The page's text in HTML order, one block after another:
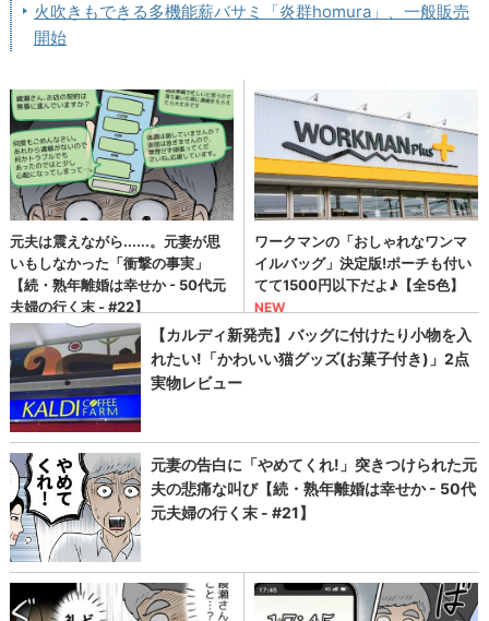
火吹きもできる多機能薪バサミ「炎群homura」、一般販売
開始